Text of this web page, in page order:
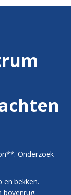
Onderzoek
bekken.